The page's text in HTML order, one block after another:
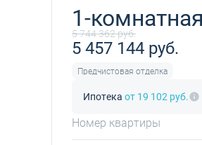
1-
5 744 362 руб.
5 457 144 руб.
Предчистовая отделка
Ипотека от 19 102 руб.
Номер квартиры